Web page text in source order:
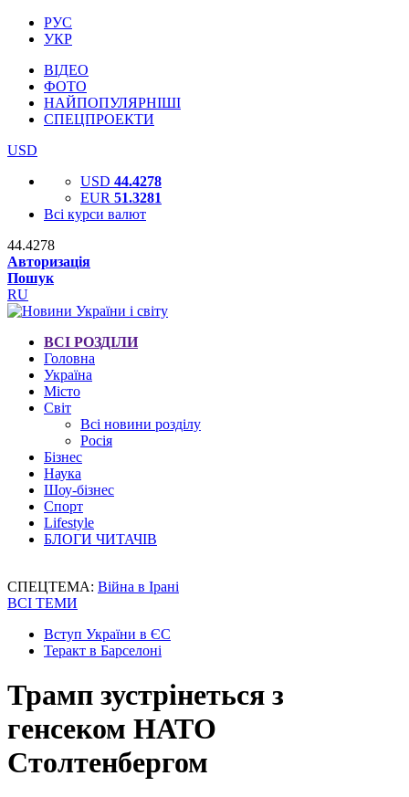
РУС
УКР
ВІДЕО
ФОТО
НАЙПОПУЛЯРНІШІ
СПЕЦПРОЕКТИ
USD
USD 44.4278
EUR 51.3281
Всі курси валют
44.4278
Авторизація
Пошук
RU
ВСІ РОЗДІЛИ
Головна
Україна
Місто
Світ
Всі новини розділу
Росія
Бізнес
Наука
Шоу-бізнес
Спорт
Lifestyle
БЛОГИ ЧИТАЧІВ
СПЕЦТЕМА: Війна в Ірані
ВСІ ТЕМИ
Вступ України в ЄС
Теракт в Барселоні
Трамп зустрінеться з
генсеком НАТО
Столтенбергом